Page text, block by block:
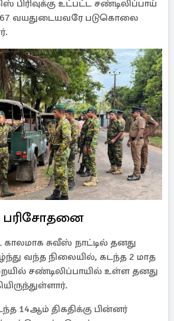
பிரிவுக்கு உட்பட்ட சண்டிலிப்பாய்
67 வயதுடையவரே படுகொலை
பரிசோதனை
சுவீஸ் நாட்டில் தனது
வந்த நிலையில், கடந்த 2 மாத
சண்டிலிப்பாயில் உள்ள தனது
14ஆம் திகதிக்கு பின்னர்